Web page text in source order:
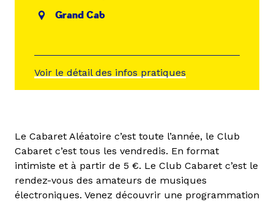
Grand Cab
Voir le détail des infos pratiques
Le Cabaret Aléatoire c’est toute l’année, le Club
Cabaret c’est tous les vendredis. En format
intimiste et à partir de 5 €. Le Club Cabaret c’est le
rendez-vous des amateurs de musiques
électroniques. Venez découvrir une programmation